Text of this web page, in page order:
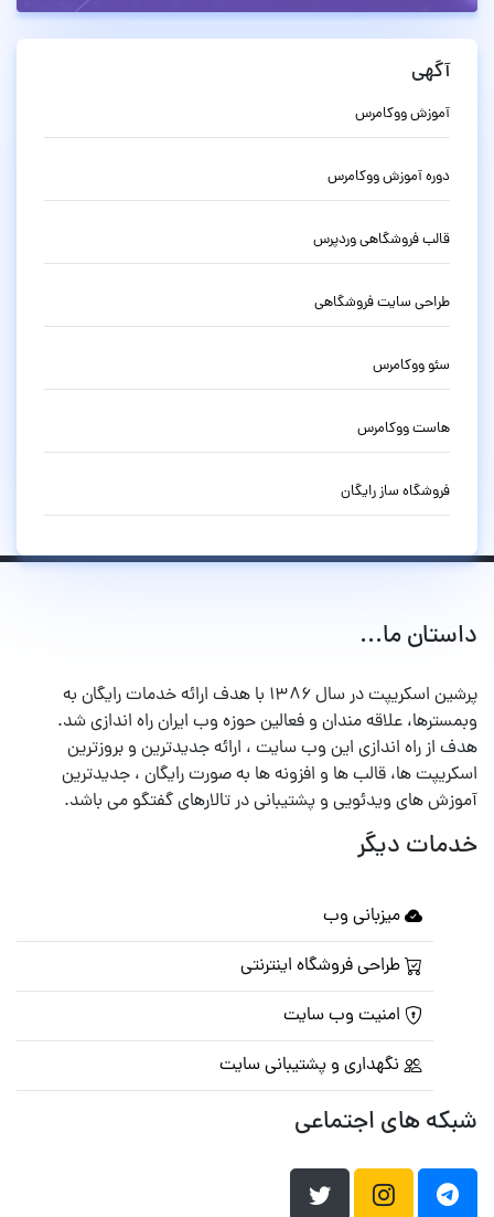
آگهی
آموزش ووکامرس
دوره آموزش ووکامرس
قالب فروشگاهی وردپرس
طراحی سایت فروشگاهی
سئو ووکامرس
هاست ووکامرس
فروشگاه ساز رایگان
داستان ما...
پرشین اسکریپت در سال ۱۳۸۶ با هدف ارائه خدمات رایگان به
وبمسترها، علاقه مندان و فعالین حوزه وب ایران راه اندازی شد.
هدف از راه اندازی این وب سایت ، ارائه جدیدترین و بروزترین
اسکریپت ها، قالب ها و افزونه ها به صورت رایگان ، جدیدترین
آموزش های ویدئویی و پشتیبانی در تالارهای گفتگو می باشد.
خدمات دیگر
میزبانی وب
طراحی فروشگاه اینترنتی
امنیت وب سایت
نگهداری و پشتیبانی سایت
شبکه های اجتماعی